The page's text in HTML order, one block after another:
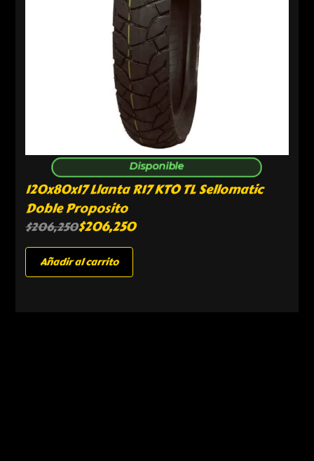
Disponible
120x80x17 Llanta R17 KTO TL Sellomatic
Doble Proposito
$206,250$206,250
Añadir al carrito